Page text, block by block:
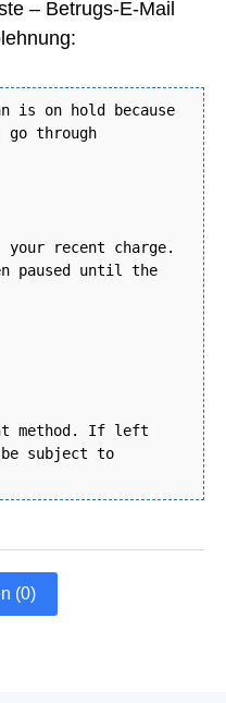
– Betrugs-E-Mail
is on hold because
through
your recent charge.
paused until the
method. If left
be subject to
(0)